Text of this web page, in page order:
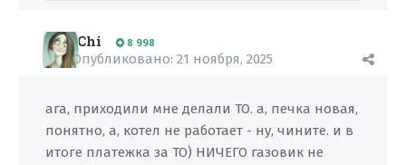
Chi 8 998
Опубликовано: 21 ноября, 2025
ага, приходили мне делали ТО. а, печка новая,
понятно, а, котел не работает - ну, чините. и в
итоге платежка за ТО) НИЧЕГО газовик не